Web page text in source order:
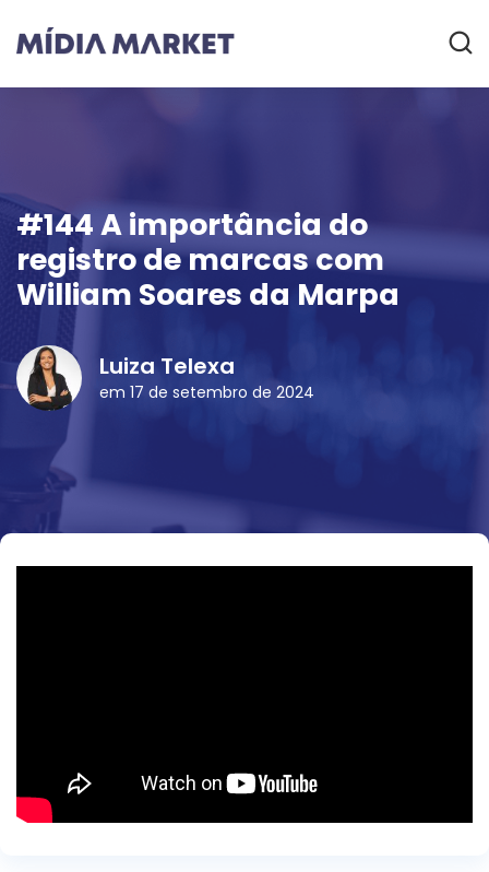
#144 A importância do
registro de marcas com
William Soares da Marpa
Luiza Telexa
em 17 de setembro de 2024